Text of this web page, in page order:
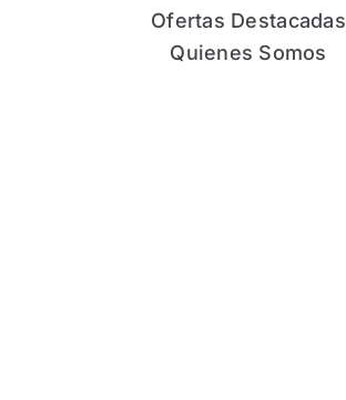
Ofertas Destacadas
Quienes Somos